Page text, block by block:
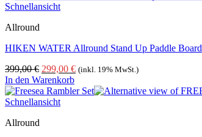
Schnellansicht
Allround
HIKEN WATER Allround Stand Up Paddle Board
399,00€ Ursprünglicher
Preis
war:
399,00 €
299,00 €Aktueller
ist:
(inkl. 19% MwSt.)
In den Warenkorb
Schnellansicht
Allround